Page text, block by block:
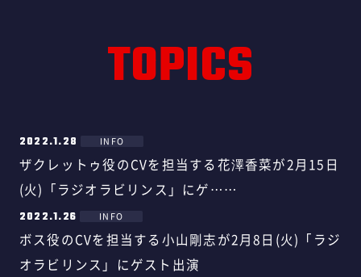
TOPICS
2022.1.28 INFO
ザクレットゥ役のCVを担当する花澤香菜が2月15日
(火)「ラジオラビリンス」にゲ……
2022.1.26 INFO
ボス役のCVを担当する小山剛志が2月8日(火)「ラジ
オラビリンス」にゲスト出演